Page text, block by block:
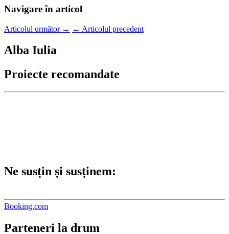
Navigare în articol
Articolul următor → ← Articolul precedent
Alba Iulia
Proiecte recomandate
Ne susțin și susținem:
Booking.com
Parteneri la drum